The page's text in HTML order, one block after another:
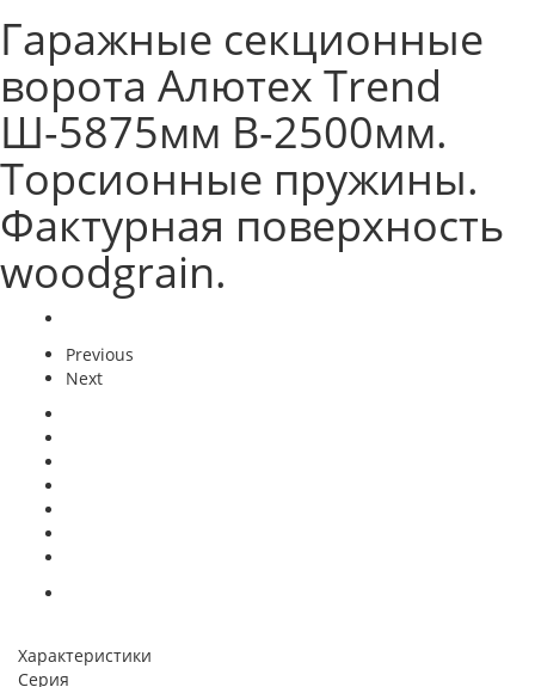
Гаражные секционные
ворота Алютех Trend
Ш-5875мм В-2500мм.
Торсионные пружины.
Фактурная поверхность
woodgrain.
Previous
Next
Характеристики
Серия